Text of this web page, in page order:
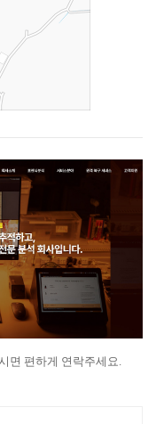
면 편하게 연락주세요.